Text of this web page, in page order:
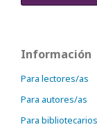
Información
Para lectores/as
Para autores/as
Para